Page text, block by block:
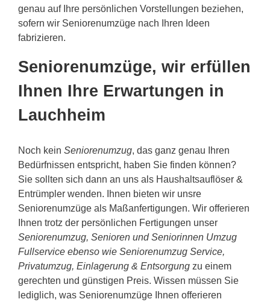
genau auf Ihre persönlichen Vorstellungen beziehen,
sofern wir Seniorenumzüge nach Ihren Ideen
fabrizieren.
Seniorenumzüge, wir erfüllen
Ihnen Ihre Erwartungen in
Lauchheim
Noch kein Seniorenumzug, das ganz genau Ihren
Bedürfnissen entspricht, haben Sie finden können?
Sie sollten sich dann an uns als Haushaltsauflöser &
Entrümpler wenden. Ihnen bieten wir unsre
Seniorenumzüge als Maßanfertigungen. Wir offerieren
Ihnen trotz der persönlichen Fertigungen unser
Seniorenumzug, Senioren und Seniorinnen Umzug
Fullservice ebenso wie Seniorenumzug Service,
Privatumzug, Einlagerung & Entsorgung zu einem
gerechten und günstigen Preis. Wissen müssen Sie
lediglich, was Seniorenumzüge Ihnen offerieren